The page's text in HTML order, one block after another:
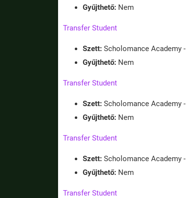
Gyűjthető: Nem
Transfer Student
Szett: Scholomance Academy -
Gyűjthető: Nem
Transfer Student
Szett: Scholomance Academy -
Gyűjthető: Nem
Transfer Student
Szett: Scholomance Academy -
Gyűjthető: Nem
Transfer Student